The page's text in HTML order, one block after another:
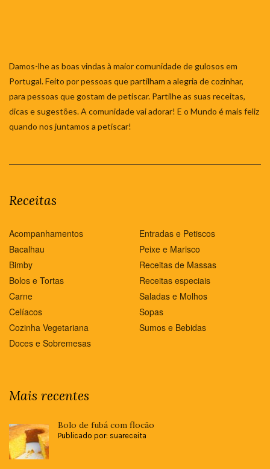
Damos-lhe as boas vindas à maior comunidade de gulosos em
Portugal. Feito por pessoas que partilham a alegria de cozinhar,
para pessoas que gostam de petiscar. Partilhe as suas receitas,
dicas e sugestões. A comunidade vai adorar! E o Mundo é mais feliz
quando nos juntamos a petiscar!
Receitas
Acompanhamentos
Bacalhau
Bimby
Bolos e Tortas
Carne
Celíacos
Cozinha Vegetariana
Doces e Sobremesas
Entradas e Petiscos
Peixe e Marisco
Receitas de Massas
Receitas especiais
Saladas e Molhos
Sopas
Sumos e Bebidas
Mais recentes
Bolo de fubá com flocão
Publicado por: suareceita